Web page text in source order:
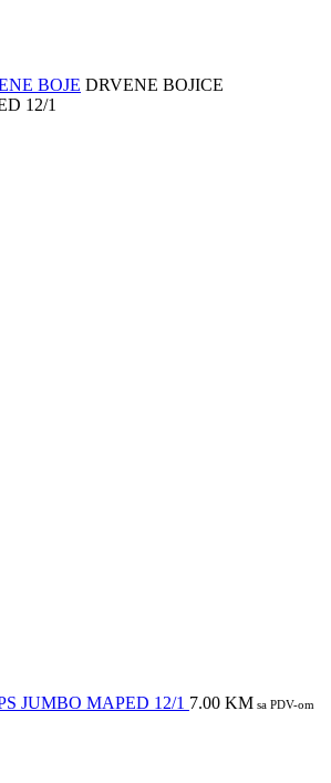
BOJE DRVENE BOJICE
12/1
JUMBO MAPED 12/1 7.00 KM sa PDV-om